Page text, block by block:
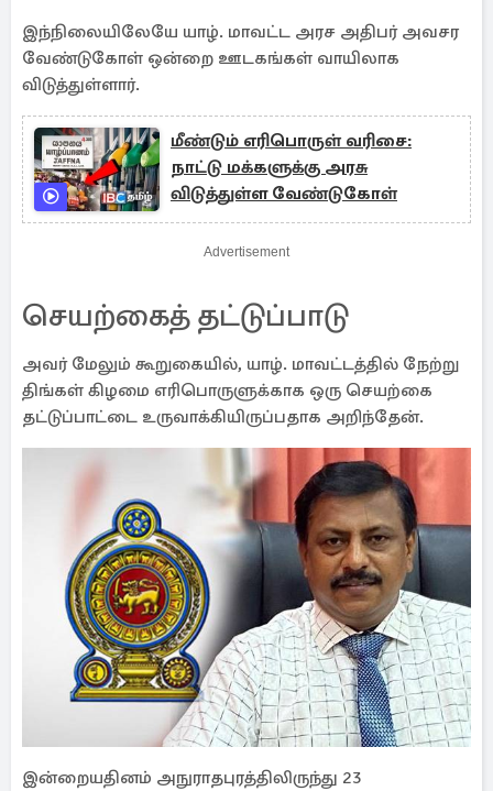
இந்நிலையிலேயே யாழ். மாவட்ட அரச அதிபர் அவசர
வேண்டுகோள் ஒன்றை ஊடகங்கள் வாயிலாக
விடுத்துள்ளார்.
மீண்டும் எரிபொருள் வரிசை:
நாட்டு மக்களுக்கு அரசு
விடுத்துள்ள வேண்டுகோள்
Advertisement
செயற்கைத் தட்டுப்பாடு
அவர் மேலும் கூறுகையில், யாழ். மாவட்டத்தில் நேற்று
திங்கள் கிழமை எரிபொருளுக்காக ஒரு செயற்கை
தட்டுப்பாட்டை உருவாக்கியிருப்பதாக அறிந்தேன்.
இன்றையதினம் அநுராதபுரத்திலிருந்து 23